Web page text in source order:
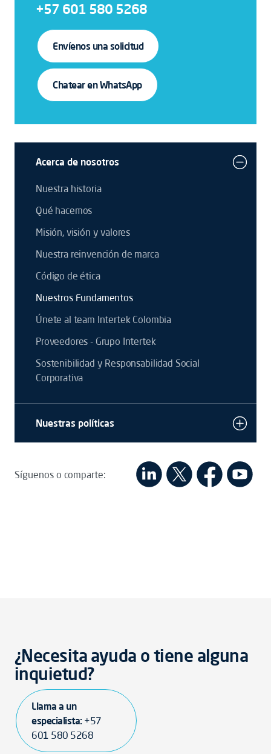
+57 601 580 5268
Envíenos una solicitud
Chatear en WhatsApp
Acerca de nosotros
Nuestra historia
Qué hacemos
Misión, visión y valores
Nuestra reinvención de marca
Código de ética
Nuestros Fundamentos
Únete al team Intertek Colombia
Proveedores - Grupo Intertek
Sostenibilidad y Responsabilidad Social
Corporativa
Nuestras políticas
Síguenos o comparte:
¿Necesita ayuda o tiene alguna
inquietud?
Llama a un
especialista: +57
601 580 5268